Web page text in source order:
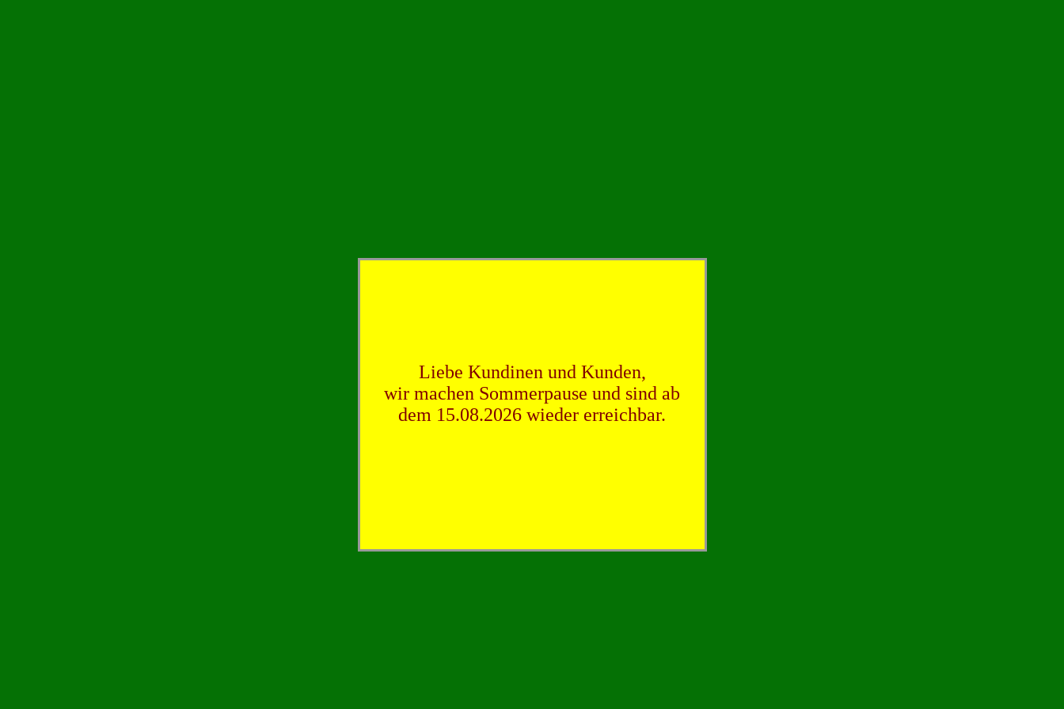
Liebe Kundinen und Kunden,
wir machen Sommerpause und sind ab
dem 15.08.2026 wieder erreichbar.